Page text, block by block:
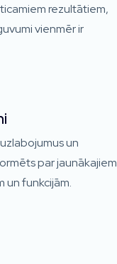
rezultātiem,
vienmēr ir
un
par jaunākajiem
un funkcijām.